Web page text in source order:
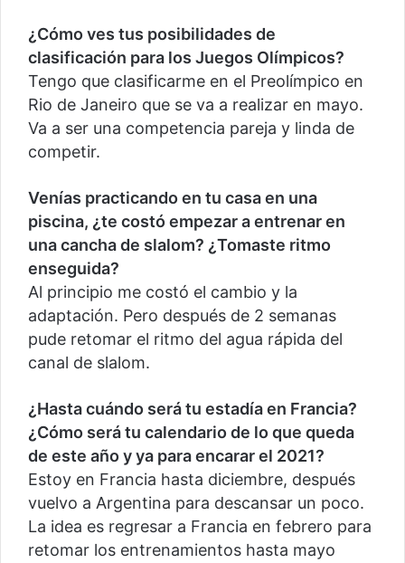
¿Cómo ves tus posibilidades de
clasificación para los Juegos Olímpicos?
Tengo que clasificarme en el Preolímpico en
Rio de Janeiro que se va a realizar en mayo.
Va a ser una competencia pareja y linda de
competir.
Venías practicando en tu casa en una
piscina, ¿te costó empezar a entrenar en
una cancha de slalom? ¿Tomaste ritmo
enseguida?
Al principio me costó el cambio y la
adaptación. Pero después de 2 semanas
pude retomar el ritmo del agua rápida del
canal de slalom.
¿Hasta cuándo será tu estadía en Francia?
¿Cómo será tu calendario de lo que queda
de este año y ya para encarar el 2021?
Estoy en Francia hasta diciembre, después
vuelvo a Argentina para descansar un poco.
La idea es regresar a Francia en febrero para
retomar los entrenamientos hasta mayo